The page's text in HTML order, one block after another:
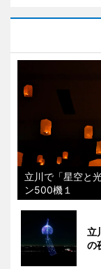
立川で「星空と
ン500機１
立
の